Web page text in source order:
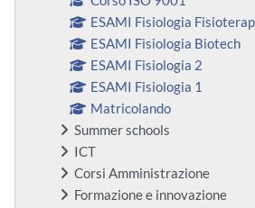
ESAMI Fisiologia
ESAMI Fisiologia Biotech
ESAMI Fisiologia 2
ESAMI Fisiologia 1
Matricolando
Summer schools
ICT
Corsi Amministrazione
Formazione e innovazione